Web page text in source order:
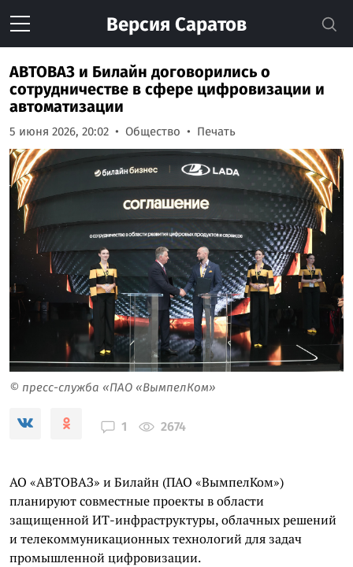
Версия Саратов
АВТОВАЗ и Билайн договорились о
сотрудничестве в сфере цифровизации и
автоматизации
5 июня 2026, 20:02 Общество Печать
© пресс-служба «ПАО «ВымпелКом»
1 2674
АО «АВТОВАЗ» и Билайн (ПАО «ВымпелКом»)
планируют совместные проекты в области
защищенной ИТ-инфраструктуры, облачных решений
и телекоммуникационных технологий для задач
промышленной цифровизации.